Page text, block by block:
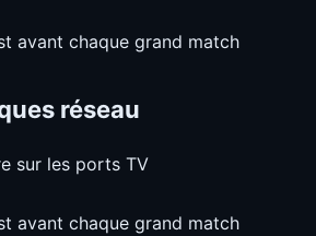
avant chaque grand match
réseau
sur les ports TV
avant chaque grand match